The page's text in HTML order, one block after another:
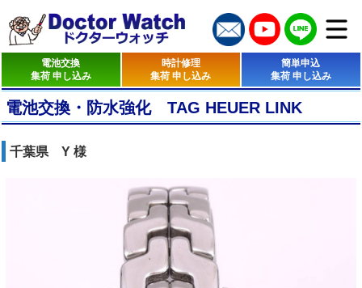
電池交換
集荷 申し込み
時計修理
集荷 申し込み
簡単申込
集荷 申し込み
電池交換・防水強化 TAG HEUER LINK
千葉県 Y 様